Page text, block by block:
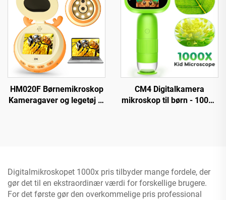
HM020F Børnemikroskop
Kameragaver og legetøj til
CM4 Digitalkamera
mikroskop til børn - 1000X
Digitalmikroskopet 1000x pris tilbyder mange fordele, der
gør det til en ekstraordinær værdi for forskellige brugere.
For det første gør den overkommelige pris professional